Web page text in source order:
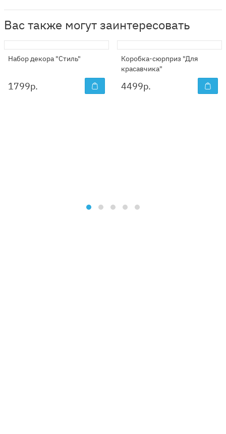
Вас также могут заинтересовать
Набор декора "Стиль"
1799р.
Коробка-сюрприз "Для
красавчика"
4499р.